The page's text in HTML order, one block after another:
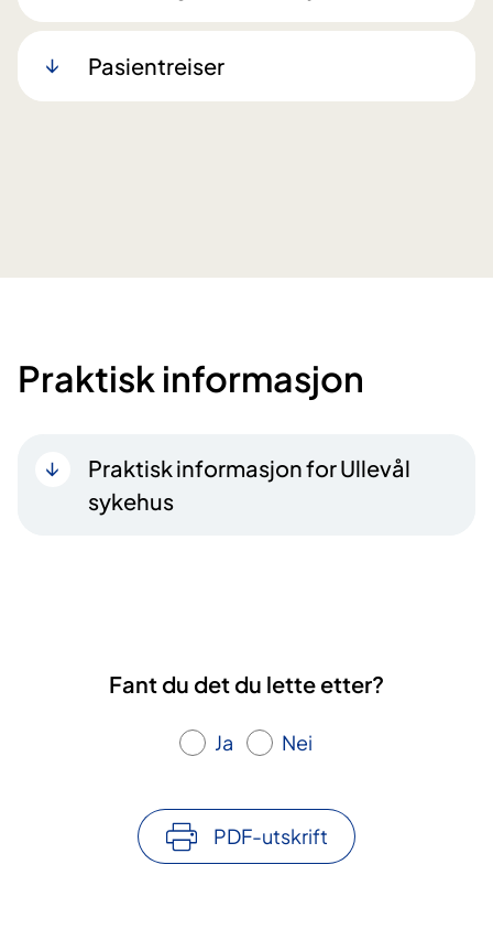
Pasientreiser
Praktisk informasjon
Praktisk informasjon for Ullevål
sykehus
Fant du det du lette etter?
Ja Nei
PDF-utskrift